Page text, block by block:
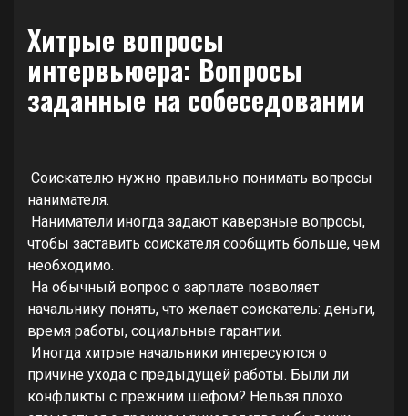
Хитрые вопросы
интервьюера: Вопросы
заданные на собеседовании
Соискателю нужно правильно понимать вопросы
нанимателя.
Наниматели иногда задают каверзные вопросы,
чтобы заставить соискателя сообщить больше, чем
необходимо.
На обычный вопрос о зарплате позволяет
начальнику понять, что желает соискатель: деньги,
время работы, социальные гарантии.
Иногда хитрые начальники интересуются о
причине ухода с предыдущей работы. Были ли
конфликты с прежним шефом? Нельзя плохо